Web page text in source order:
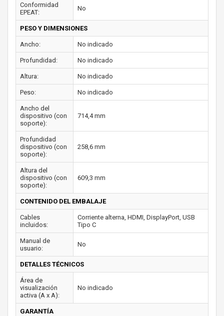
Conformidad
EPEAT:
No
PESO Y DIMENSIONES
Ancho: No indicado
Profundidad: No indicado
Altura: No indicado
Peso: No indicado
Ancho del
dispositivo (con
soporte):
714,4 mm
Profundidad
dispositivo (con
soporte):
258,6 mm
Altura del
dispositivo (con
soporte):
609,3 mm
CONTENIDO DEL EMBALAJE
Cables
incluidos:
Corriente alterna, HDMI, DisplayPort, USB
Tipo C
Manual de
usuario:
No
DETALLES TÉCNICOS
Área de
visualización
activa (A x A):
No indicado
GARANTÍA